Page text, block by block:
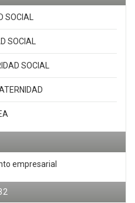
SOCIAL
SOCIAL
SOCIAL
empresarial